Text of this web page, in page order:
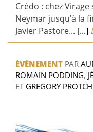
Crédo : chez
Neymar jusqu'à la
Javier Pastore... [...]
ÉVÉNEMENT PAR
ROMAIN PODDING,
ET GREGORY